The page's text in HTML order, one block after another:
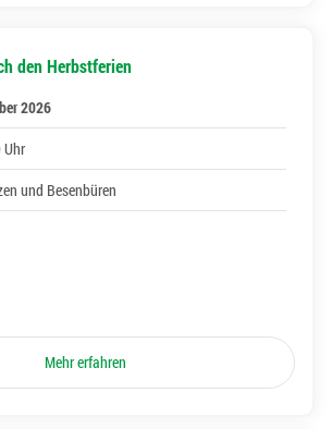
den Herbstferien
2026
Uhr
und Besenbüren
Mehr erfahren